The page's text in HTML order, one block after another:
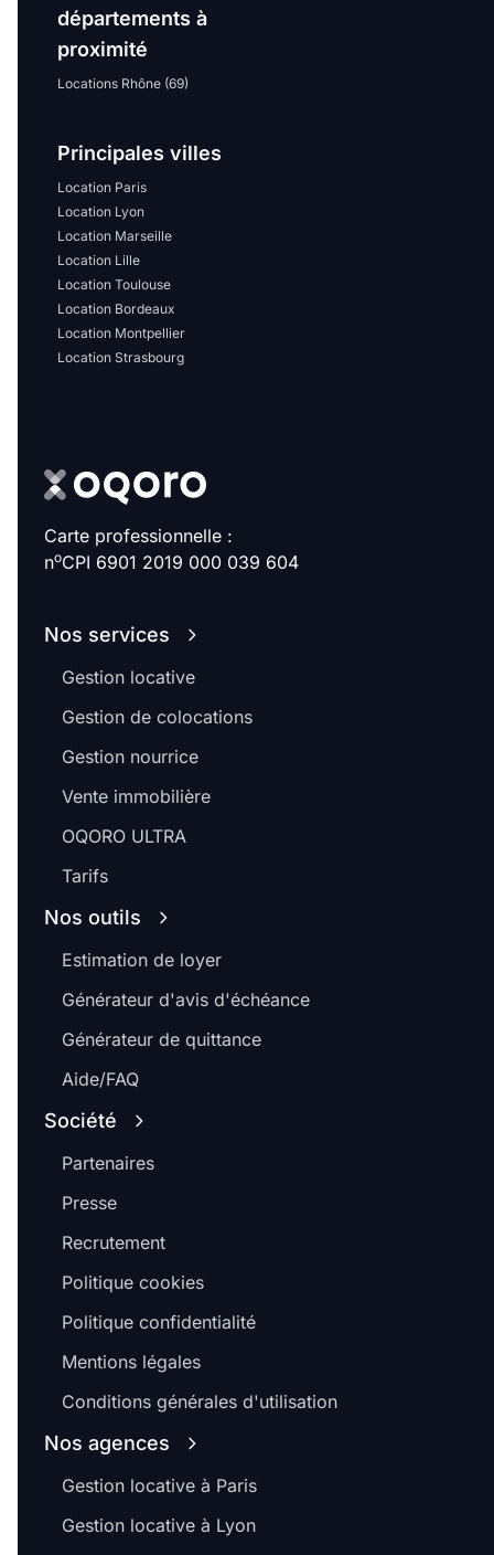
départements à
proximité
Locations Rhône (69)
Principales villes
Location Paris
Location Lyon
Location Marseille
Location Lille
Location Toulouse
Location Bordeaux
Location Montpellier
Location Strasbourg
Carte professionnelle :
noCPI 6901 2019 000 039 604
Nos services
Gestion locative
Gestion de colocations
Gestion nourrice
Vente immobilière
OQORO ULTRA
Tarifs
Nos outils
Estimation de loyer
Générateur d'avis d'échéance
Générateur de quittance
Aide/FAQ
Société
Partenaires
Presse
Recrutement
Politique cookies
Politique confidentialité
Mentions légales
Conditions générales d'utilisation
Nos agences
Gestion locative à Paris
Gestion locative à Lyon